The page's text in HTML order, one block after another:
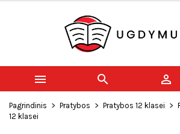
  
Pagrindinis Pratybos Pratybos 12 klasei
12 klasei